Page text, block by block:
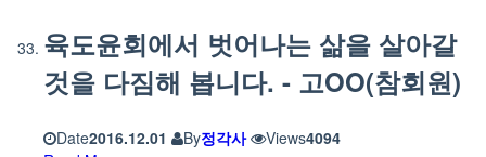
육도윤회에서 벗어나는 삶을 살아갈
것을 다짐해 봅니다. - 고OO(참회원)
Date2016.12.01 By정각사 Views4094